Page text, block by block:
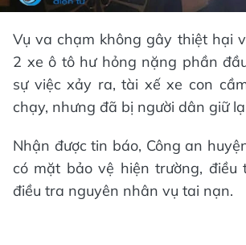
Vụ va chạm không gây thiệt hại
2 xe ô tô hư hỏng nặng phần
sự việc xảy ra, tài xế xe con
chạy, nhưng đã bị người dân giữ
Nhận được tin báo, Công an
có mặt bảo vệ hiện trường, điều
điều tra nguyên nhân vụ tai nạn.